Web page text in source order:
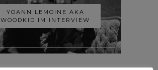
YOANN LEMOINE AKA
WOODKID IM INTERVIEW